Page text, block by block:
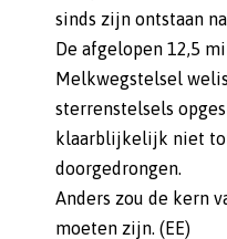
sinds zijn ontstaan
De afgelopen 12,5
Melkwegstelsel
sterrenstelsels
klaarblijkelijk niet
doorgedrongen.
Anders zou de kern
moeten zijn. (EE)